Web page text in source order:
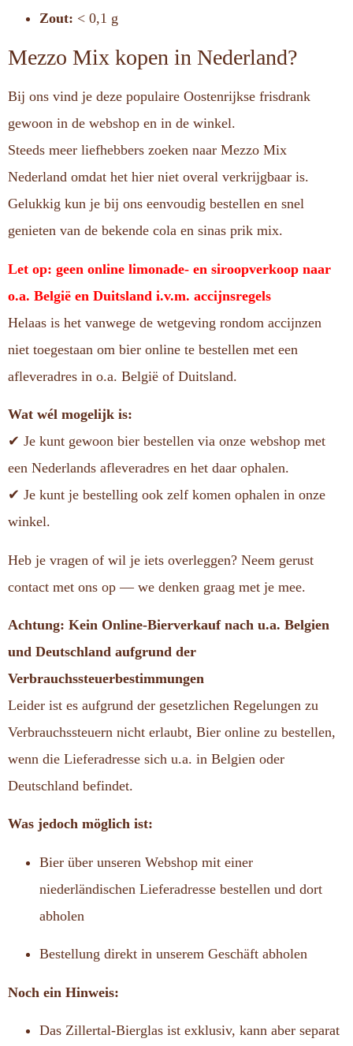
Zout: < 0,1 g
Mezzo Mix kopen in Nederland?
Bij ons vind je deze populaire Oostenrijkse frisdrank
gewoon in de webshop en in de winkel.
Steeds meer liefhebbers zoeken naar Mezzo Mix
Nederland omdat het hier niet overal verkrijgbaar is.
Gelukkig kun je bij ons eenvoudig bestellen en snel
genieten van de bekende cola en sinas prik mix.
Let op: geen online limonade- en siroopverkoop naar
o.a. België en Duitsland i.v.m. accijnsregels
Helaas is het vanwege de wetgeving rondom accijnzen
niet toegestaan om bier online te bestellen met een
afleveradres in o.a. België of Duitsland.
Wat wél mogelijk is:
✔ Je kunt gewoon bier bestellen via onze webshop met
een Nederlands afleveradres en het daar ophalen.
✔ Je kunt je bestelling ook zelf komen ophalen in onze
winkel.
Heb je vragen of wil je iets overleggen? Neem gerust
contact met ons op — we denken graag met je mee.
Achtung: Kein Online-Bierverkauf nach u.a. Belgien
und Deutschland aufgrund der
Verbrauchssteuerbestimmungen
Leider ist es aufgrund der gesetzlichen Regelungen zu
Verbrauchssteuern nicht erlaubt, Bier online zu bestellen,
wenn die Lieferadresse sich u.a. in Belgien oder
Deutschland befindet.
Was jedoch möglich ist:
Bier über unseren Webshop mit einer
niederländischen Lieferadresse bestellen und dort
abholen
Bestellung direkt in unserem Geschäft abholen
Noch ein Hinweis:
Das Zillertal-Bierglas ist exklusiv, kann aber separat